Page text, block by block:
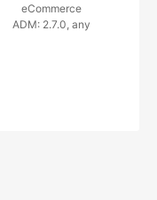
eCommerce
ADM: 2.7.0, any